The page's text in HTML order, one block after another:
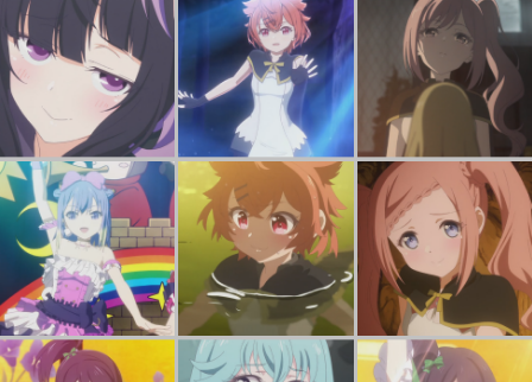
Lapis Re:Lights Episode 5 Lucifer
ラピスリライツ ５話 ルキフェル Lapis Re:Lights Episode 5 Salsa
ラピスリライツ ５話 サルサ
Lapis Re:Lights Episode 4 Kaede
ラピスリライツ ４話 カエデ Lapis Re:Lights Episode 4 Maryberry
ラピスリライツ ４話 メアリーベリー